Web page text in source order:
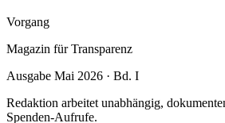
Vorgang
Magazin für Transparenz
Ausgabe Mai 2026 · Bd. I
Redaktion arbeitet unabhängig,
Spenden-Aufrufe.